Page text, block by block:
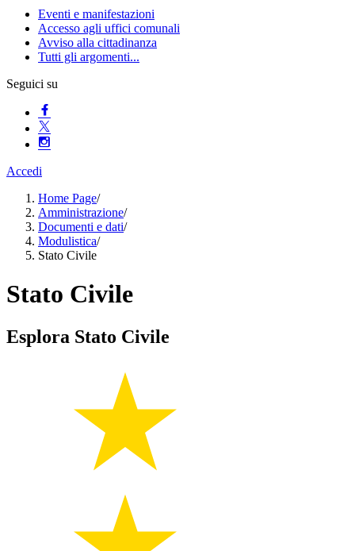
Eventi e manifestazioni
Accesso agli uffici comunali
Avviso alla cittadinanza
Tutti gli argomenti...
Seguici su
Accedi
Home Page/
Amministrazione/
Documenti e dati/
Modulistica/
Stato Civile
Stato Civile
Esplora Stato Civile